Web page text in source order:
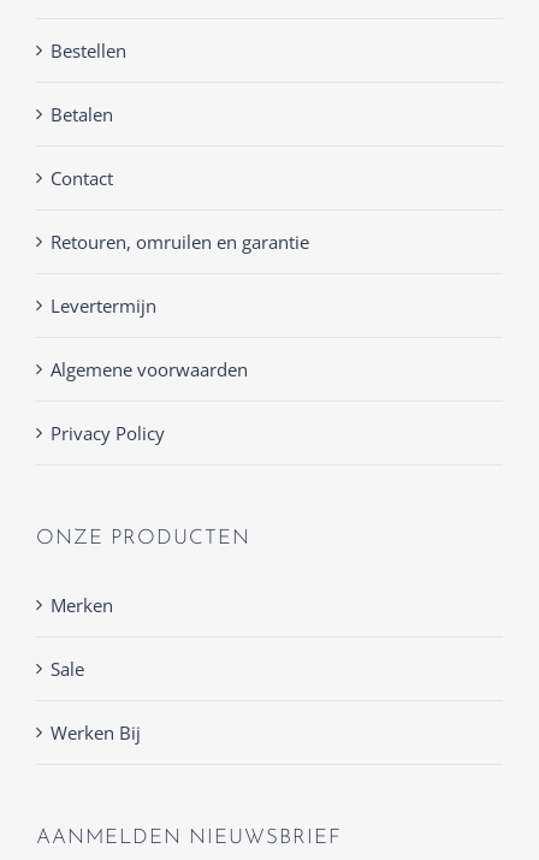
Bestellen
Betalen
Contact
Retouren, omruilen en garantie
Levertermijn
Algemene voorwaarden
Privacy Policy
ONZE PRODUCTEN
Merken
Sale
Werken Bij
AANMELDEN NIEUWSBRIEF